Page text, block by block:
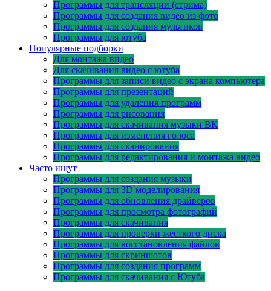
Программы для трансляции (стрима)
Программы для создания видео из фото
Программы для создания мультиков
Программы для ютуба
Популярные подборки
Для монтажа видео
Для скачивания видео с ютуба
Программы для записи видео с экрана компьютера
Программы для презентаций
Программы для удаления программ
Программы для рисования
Программы для скачивания музыки ВК
Программы для изменения голоса
Программы для сканирования
Программы для редактирования и монтажа видео
Часто ищут
Программы для создания музыки
Программы для 3D моделирования
Программы для обновления драйверов
Программы для просмотра фотографий
Программы для скачивания
Программы для проверки жесткого диска
Программы для восстановления файлов
Программы для скриншотов
Программы для создания программ
Программы для скачивания с Ютуба